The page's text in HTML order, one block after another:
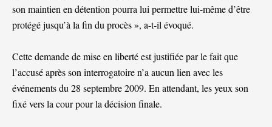
son maintien en détention pourra lui permettre lui-même d’être
protégé jusqu’à la fin du procès », a-t-il évoqué.
Cette demande de mise en liberté est justifiée par le fait que
l’accusé après son interrogatoire n’a aucun lien avec les
événements du 28 septembre 2009. En attendant, les yeux son
fixé vers la cour pour la décision finale.